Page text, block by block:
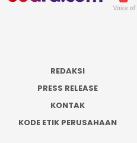
REDAKSI
PRESS RELEASE
KONTAK
KODE ETIK PERUSAHAAN